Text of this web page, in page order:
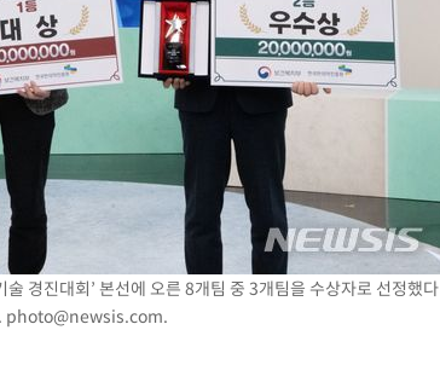
경진대회’ 본선에 오른 8개팀 중 3개팀을 수상자로 선정했다
photo@newsis.com.